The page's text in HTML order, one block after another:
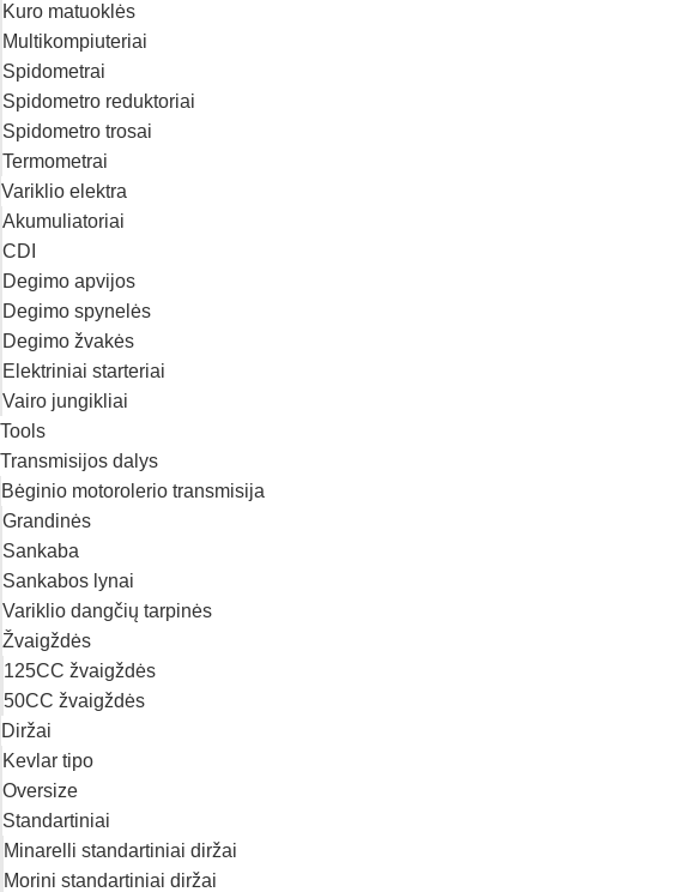
Kuro matuoklės
Multikompiuteriai
Spidometrai
Spidometro reduktoriai
Spidometro trosai
Termometrai
Variklio elektra
Akumuliatoriai
CDI
Degimo apvijos
Degimo spynelės
Degimo žvakės
Elektriniai starteriai
Vairo jungikliai
Tools
Transmisijos dalys
Bėginio motorolerio transmisija
Grandinės
Sankaba
Sankabos lynai
Variklio dangčių tarpinės
Žvaigždės
125CC žvaigždės
50CC žvaigždės
Diržai
Kevlar tipo
Oversize
Standartiniai
Minarelli standartiniai diržai
Morini standartiniai diržai